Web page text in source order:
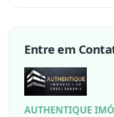
Entre em
AUTHENTIQUE